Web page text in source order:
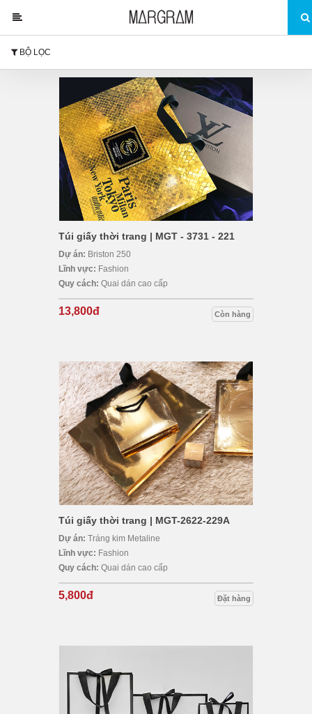
BỘ LỌC
Túi giấy thời trang | MGT - 3731 - 221
Dự án: Briston 250
Lĩnh vực: Fashion
Quy cách: Quai dán cao cấp
13,800đ Còn hàng
Túi giấy thời trang | MGT-2622-229A
Dự án: Tráng kim Metaline
Lĩnh vực: Fashion
Quy cách: Quai dán cao cấp
5,800đ Đặt hàng